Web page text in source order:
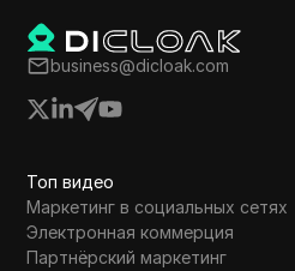
Основное внимание
восстановлению и
генерации дохода.
business@dicloak.com
Топ видео
Маркетинг в социальных сетях
Электронная коммерция
Партнёрский маркетинг